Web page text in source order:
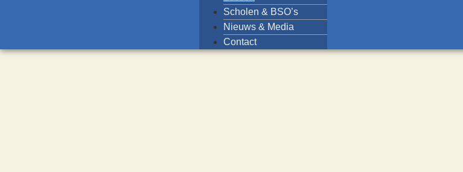
Scholen & BSO’s
Nieuws & Media
Contact